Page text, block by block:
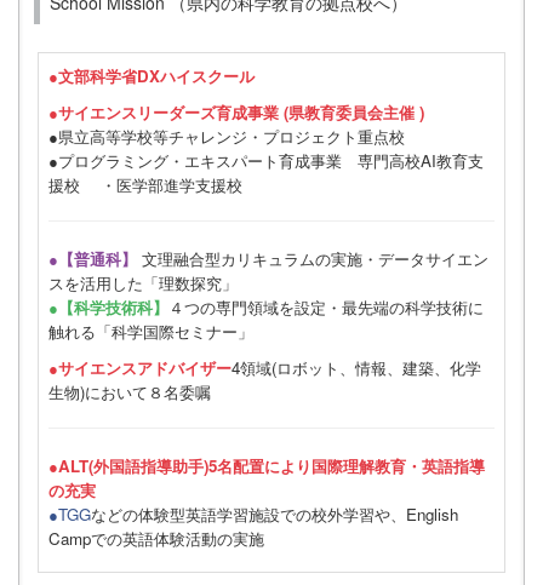
●文部科学省DXハイスクール
●サイエンスリーダーズ育成事業 (県教育委員会主催 )
●県立高等学校等チャレンジ・プロジェクト重点校
●プログラミング・エキスパート育成事業 専門高校AI教育支
援校 ・医学部進学支援校
●【普通科】 文理融合型カリキュラムの実施・データサイエン
スを活用した「理数探究」
●【科学技術科】 ４つの専門領域を設定・最先端の科学技術に
触れる「科学国際セミナー」
●サイエンスアドバイザー4領域(ロボット、情報、建築、化学
生物)において８名委嘱
●ALT(外国語指導助手)5名配置により国際理解教育・英語指導
の充実
●TGGなどの体験型英語学習施設での校外学習や、English
Campでの英語体験活動の実施